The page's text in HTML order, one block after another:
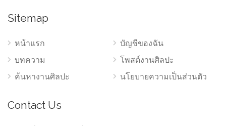
Sitemap
หน้าแรก
บทความ
ค้นหางานศิลปะ
บัญชีของฉัน
โพสต์งานศิลปะ
นโยบายความเป็นส่วนตัว
Contact Us